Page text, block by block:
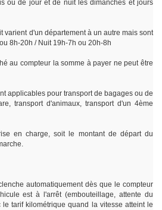
ou de jour et de nuit les dimanches et jours
varient d'un département à un autre mais sont
8h-20h / Nuit 19h-7h ou 20h-8h
au compteur la somme à payer ne peut être
applicables pour transport de bagages ou de
transport d'animaux, transport d'un 4ème
en charge, soit le montant de départ du
automatiquement dès que le compteur
est à l'arrêt (embouteillage, attente du
tarif kilométrique quand la vitesse atteint le